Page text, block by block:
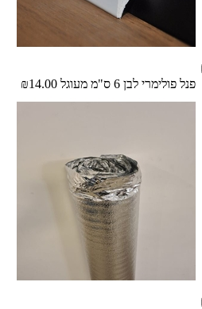
פנל פולימרי לבן 6 ס"מ מעוגל ₪14.00